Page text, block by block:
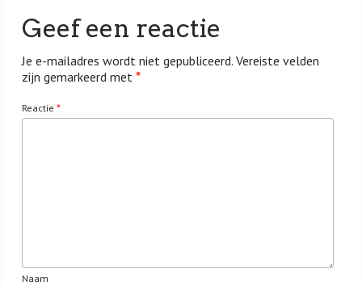
Geef een reactie
Je e-mailadres wordt niet gepubliceerd. Vereiste velden
zijn gemarkeerd met*
Reactie*
Naam